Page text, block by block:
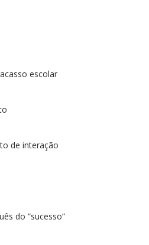
escolar
de interação
do “sucesso”